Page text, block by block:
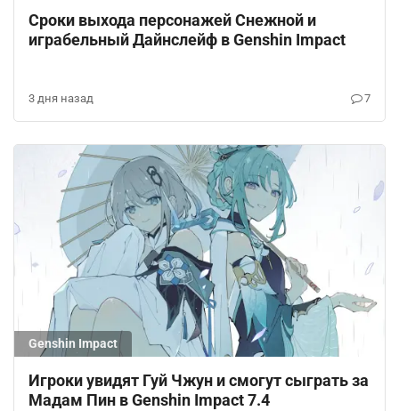
Сроки выхода персонажей Снежной и
играбельный Дайнслейф в Genshin Impact
3 дня назад 7
Genshin Impact
Игроки увидят Гуй Чжун и смогут сыграть за
Мадам Пин в Genshin Impact 7.4